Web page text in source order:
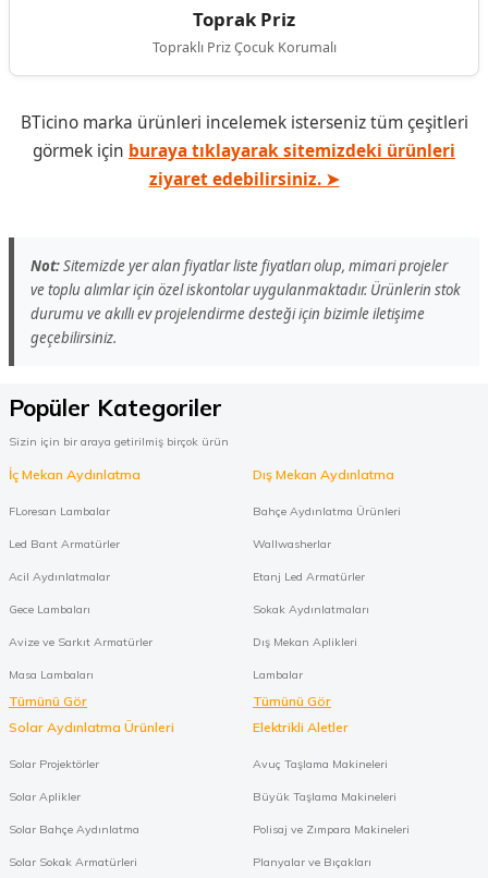
Toprak Priz
Topraklı Priz Çocuk Korumalı
BTicino marka ürünleri incelemek isterseniz tüm çeşitleri
görmek için buraya tıklayarak sitemizdeki ürünleri
ziyaret edebilirsiniz. ➤
Not:Sitemizde yer alan fiyatlar liste fiyatları olup, mimari projeler
ve toplu alımlar için özel iskontolar uygulanmaktadır. Ürünlerin stok
durumu ve akıllı ev projelendirme desteği için bizimle iletişime
geçebilirsiniz.
Popüler Kategoriler
Sizin için bir araya getirilmiş birçok ürün
İç Mekan Aydınlatma
FLoresan Lambalar
Led Bant Armatürler
Acil Aydınlatmalar
Gece Lambaları
Avize ve Sarkıt Armatürler
Masa Lambaları
Tümünü Gör
Dış Mekan Aydınlatma
Bahçe Aydınlatma Ürünleri
Wallwasherlar
Etanj Led Armatürler
Sokak Aydınlatmaları
Dış Mekan Aplikleri
Lambalar
Tümünü Gör
Solar Aydınlatma Ürünleri
Solar Projektörler
Solar Aplikler
Solar Bahçe Aydınlatma
Solar Sokak Armatürleri
Elektrikli Aletler
Avuç Taşlama Makineleri
Büyük Taşlama Makineleri
Polisaj ve Zımpara Makineleri
Planyalar ve Bıçakları